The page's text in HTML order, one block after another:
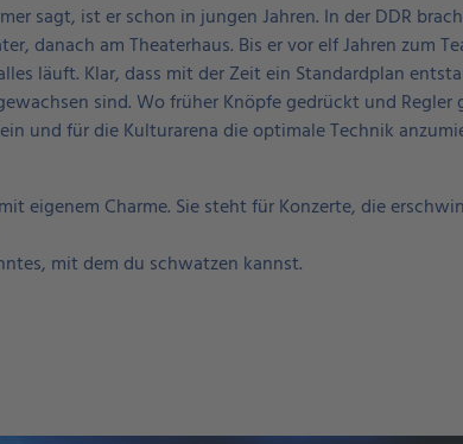
sagt, ist er schon in jungen Jahren. In der DDR
danach am Theaterhaus. Bis er vor elf Jahren zum
läuft. Klar, dass mit der Zeit ein Standardplan
sind. Wo früher Knöpfe gedrückt und
und für die Kulturarena die optimale Technik
eigenem Charme. Sie steht für Konzerte, die
mit dem du schwatzen kannst.